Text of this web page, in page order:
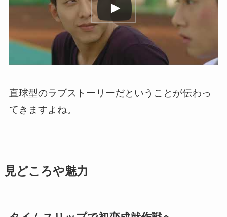
直球型のラブストーリーだということが伝わっ
てきますよね。
見どころや魅力